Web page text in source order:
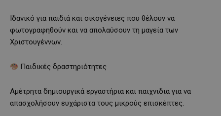
Ιδανικό για παιδιά και οικογένειες που θέλουν να
φωτογραφηθούν και να απολαύσουν τη μαγεία των
Χριστουγέννων.
Παιδικές δραστηριότητες
Αμέτρητα δημιουργικά εργαστήρια και παιχνιδια για να
απασχολήσουν ευχάριστα τους μικρούς επισκέπτες.